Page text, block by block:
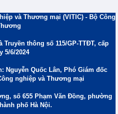
và Thương mại (VITIC) - Bộ Công
thông số 115/GP-TTĐT, cấp
5/6/2024
Nguyễn Quốc Lân, Phó Giám đốc
nghiệp và Thương mại
số 655 Phạm Văn Đồng, phường
phố Hà Nội.